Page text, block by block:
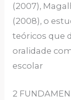
(2007),
(2008), o
teóricos que
oralidade
escolar
2